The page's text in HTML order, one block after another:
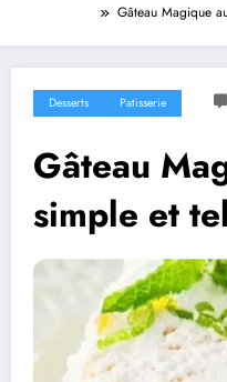
Gâteau Magique
Desserts Patisserie
Gâteau
simple et